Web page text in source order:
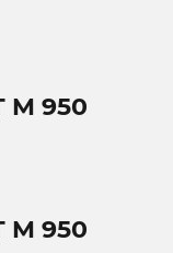
M 950
M 950